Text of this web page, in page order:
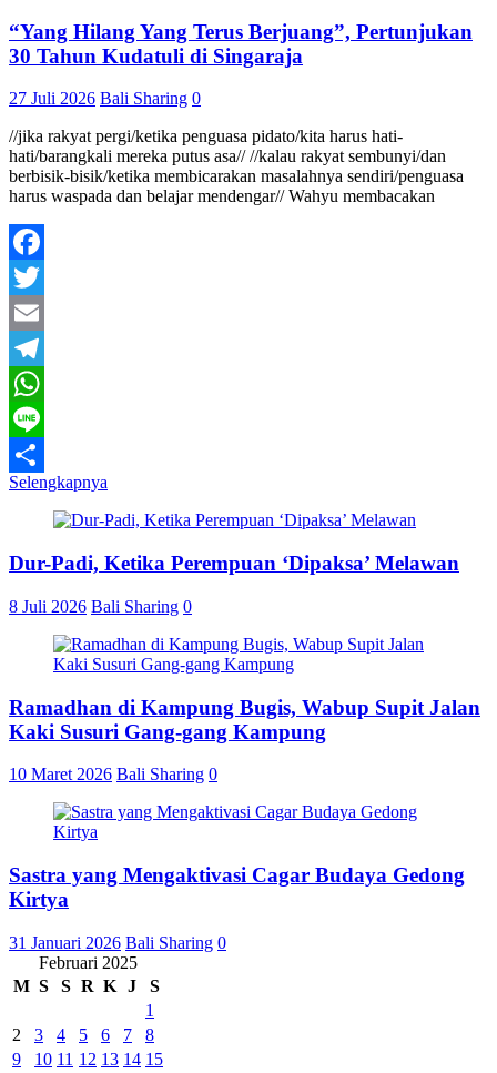
“Yang Hilang Yang Terus Berjuang”, Pertunjukan
30 Tahun Kudatuli di Singaraja
27 Juli 2026 Bali Sharing 0
//jika rakyat pergi/ketika penguasa pidato/kita harus hati-
hati/barangkali mereka putus asa// //kalau rakyat sembunyi/dan
berbisik-bisik/ketika membicarakan masalahnya sendiri/penguasa
harus waspada dan belajar mendengar// Wahyu membacakan
Facebook
Twitter
Email
Telegram
WhatsApp
Line
Share
Selengkapnya
Dur-Padi, Ketika Perempuan ‘Dipaksa’ Melawan
8 Juli 2026 Bali Sharing 0
Ramadhan di Kampung Bugis, Wabup Supit Jalan
Kaki Susuri Gang-gang Kampung
10 Maret 2026 Bali Sharing 0
Sastra yang Mengaktivasi Cagar Budaya Gedong
Kirtya
31 Januari 2026 Bali Sharing 0
Februari 2025
M S S R K J
S
1
2
3 4 5 6 7
8
9
10 11 12 13 14 15